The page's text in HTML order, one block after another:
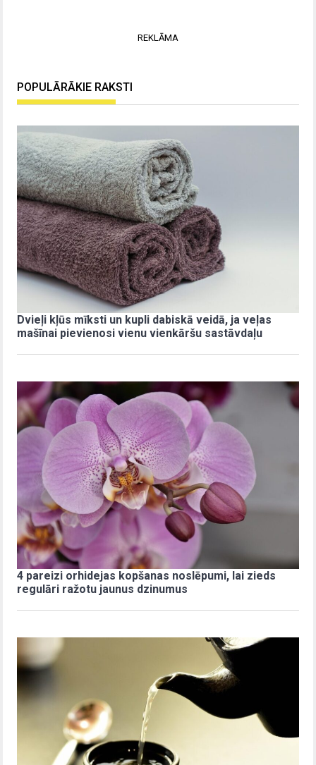
REKLĀMA
POPULĀRĀKIE RAKSTI
Dvieļi kļūs mīksti un kupli dabiskā veidā, ja veļas
mašīnai pievienosi vienu vienkāršu sastāvdaļu
4 pareizi orhidejas kopšanas noslēpumi, lai zieds
regulāri ražotu jaunus dzinumus